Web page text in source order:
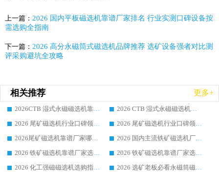
上一篇： 2026 国内平板磁选机靠谱厂家排名 行业实测口碑设备按
需选购全指南
下一篇： 2026 高分永磁筒式磁选机品牌推荐 选矿设备强者对比测
评采购避坑全攻略
相关推荐 更多+
2026CTB 湿式永磁磁选机靠谱厂家实力排行榜 铁矿选矿设备采购全流程选购指南
2026 CTB 湿式永磁磁选机选购指南|行业口碑良好品牌推荐，领域强者华体会手机网页版-华体会(中国)
2026 尾矿磁选机行业口碑领域强者，源头直供国内主流厂家华体会手机网页版-华体会(中国) 一站式服务
2026 尾矿磁选机行业口碑领域强者，源头直供国内主流厂家华体会手机网页版-华体会(中国) 一站式服务
2026尾矿磁选机靠谱厂家哪家好 行业口碑领域强者华体会手机网页版-华体会(中国) 推荐
2026 国内主流铁矿磁选机厂家选购指南|行业口碑好品牌推荐，领域强者华体会手机网页版-华体会(中国)
2026 铁矿磁选机靠谱厂家选购全攻略 行业标杆华体会手机网页版-华体会(中国) 设备性价比出众
2026 铁矿磁选机靠谱厂家选购指南，领域强者华体会手机网页版-华体会(中国) 铁矿磁选机性价比高
2026 化工强磁磁选机选购指南 5 家行业口碑靠谱厂家领域强者推荐
2026 选矿老板必看永磁筒磁选机推荐 行业头部品牌口碑设备选购全攻略